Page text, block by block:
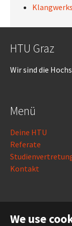
We use
HTU Graz
Wir sind die
Menü
Deine HTU
Referate
Kontakt